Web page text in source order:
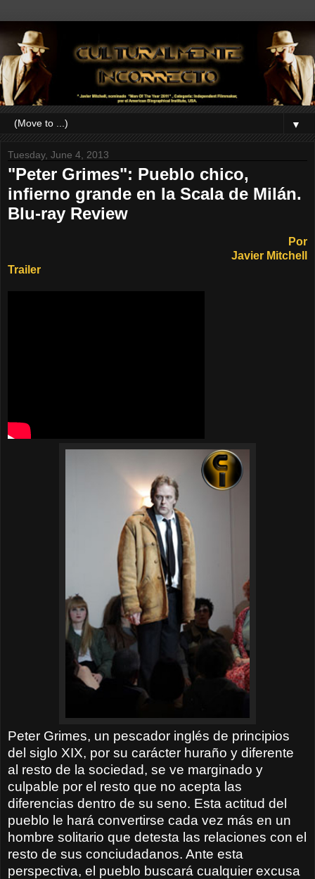
▼
Tuesday, June 4, 2013
"Peter Grimes": Pueblo chico,
infierno grande en la Scala de Milán.
Blu-ray Review
Por
Javier Mitchell
Trailer
Peter Grimes, un pescador inglés de principios
del siglo XIX, por su carácter huraño y diferente
al resto de la sociedad, se ve marginado y
culpable por el resto que no acepta las
diferencias dentro de su seno. Esta actitud del
pueblo le hará convertirse cada vez más en un
hombre solitario que detesta las relaciones con el
resto de sus conciudadanos. Ante esta
perspectiva, el pueblo buscará cualquier excusa